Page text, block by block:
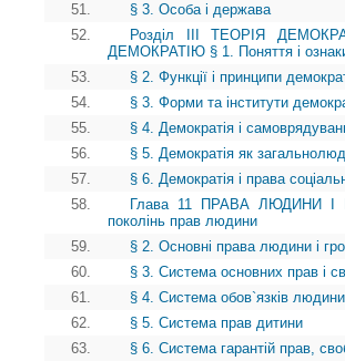
51.
§ 3. Особа і держава
52.
Розділ III ТЕОРІЯ
ДЕМОКРАТІЮ § 1. Поняття і ознаки
53.
§ 2. Функції і принципи
54.
§ 3. Форми та інститути
55.
§ 4. Демократія і
56.
§ 5. Демократія як
57.
§ 6. Демократія і права
58.
Глава 11 ПРАВА ЛЮДИНИ І
поколінь прав людини
59.
§ 2. Основні права людини і
60.
§ 3. Система основних прав і
61.
§ 4. Система обов`язків
62.
§ 5. Система прав дитини
63.
§ 6. Система гарантій прав,